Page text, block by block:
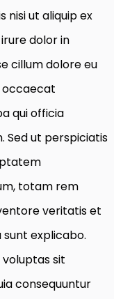
nisi ut aliquip ex
dolor in
cillum dolore eu
occaecat
qui officia
Sed ut perspiciatis
totam rem
veritatis et
explicabo.
sit
consequuntur